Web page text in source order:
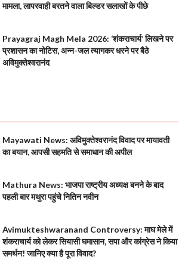
मामला, लापरवाही बरतने वाला बिल्डर सलाखों के पीछे
Prayagraj Magh Mela 2026: ‘शंकराचार्य’ लिखने पर
प्रशासन का नोटिस, अन्न-जल त्यागकर धरने पर बैठे
अविमुक्तेश्वरानंद
Mayawati News: अविमुक्तेश्वरानंद विवाद पर मायावती
का बयान, आपसी सहमति से समाधान की अपील
Mathura News: भाजपा राष्ट्रीय अध्यक्ष बनने के बाद
पहली बार मथुरा पहुंचे नितिन नवीन
Avimukteshwaranand Controversy: माघ मेले में
शंकराचार्य को लेकर सियासी घमासान, सपा और कांग्रेस ने किया
समर्थन! जानिए क्या है पूरा विवाद?